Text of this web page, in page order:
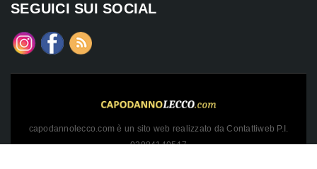
SEGUICI SUI SOCIAL
capodannolecco.com è un sito web realizzato da Contattiweb P.I.
02984140547